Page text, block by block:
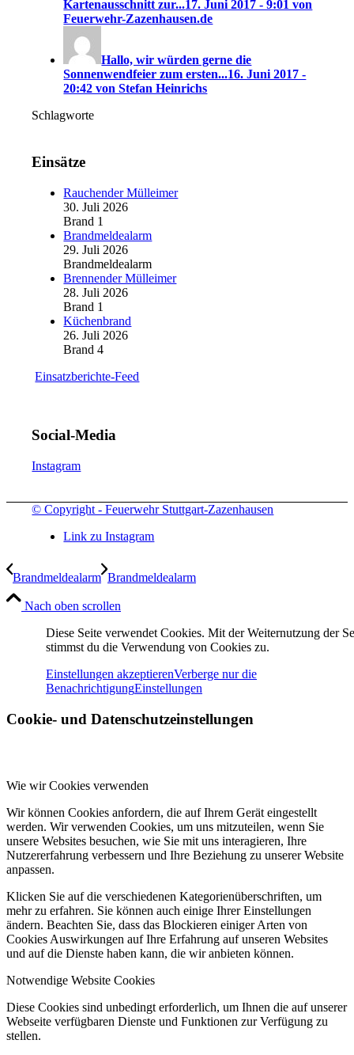
Kartenausschnitt zur...17. Juni 2017 - 9:01 von
Feuerwehr-Zazenhausen.de
Hallo, wir würden gerne die
Sonnenwendfeier zum ersten...16. Juni 2017 -
20:42 von Stefan Heinrichs
Schlagworte
Einsätze
Rauchender Mülleimer
30. Juli 2026
Brand 1
Brandmeldealarm
29. Juli 2026
Brandmeldealarm
Brennender Mülleimer
28. Juli 2026
Brand 1
Küchenbrand
26. Juli 2026
Brand 4
Einsatzberichte-Feed
Social-Media
Instagram
© Copyright - Feuerwehr Stuttgart-Zazenhausen
Link zu Instagram
Brandmeldealarm Brandmeldealarm
Nach oben scrollen
Diese Seite verwendet Cookies. Mit der Weiternutzung der
stimmst du die Verwendung von Cookies zu.
Einstellungen akzeptierenVerberge nur die
BenachrichtigungEinstellungen
Cookie- und Datenschutzeinstellungen
Wie wir Cookies verwenden
Wir können Cookies anfordern, die auf Ihrem Gerät eingestellt
werden. Wir verwenden Cookies, um uns mitzuteilen, wenn Sie
unsere Websites besuchen, wie Sie mit uns interagieren, Ihre
Nutzererfahrung verbessern und Ihre Beziehung zu unserer Website
anpassen.
Klicken Sie auf die verschiedenen Kategorienüberschriften, um
mehr zu erfahren. Sie können auch einige Ihrer Einstellungen
ändern. Beachten Sie, dass das Blockieren einiger Arten von
Cookies Auswirkungen auf Ihre Erfahrung auf unseren Websites
und auf die Dienste haben kann, die wir anbieten können.
Notwendige Website Cookies
Diese Cookies sind unbedingt erforderlich, um Ihnen die auf unserer
Webseite verfügbaren Dienste und Funktionen zur Verfügung zu
stellen.